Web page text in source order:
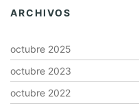
ARCHIVOS
octubre 2025
octubre 2023
octubre 2022